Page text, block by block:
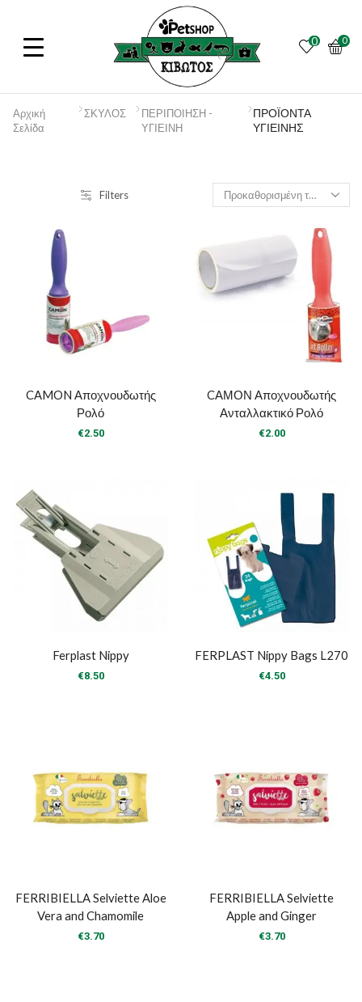
0 0
Αρχική
Σελίδα
ΣΚΥΛΟΣ
ΠΕΡΙΠΟΙΗΣΗ -
ΥΓΙΕΙΝΗ
ΠΡΟΪΟΝΤΑ
ΥΓΙΕΙΝΗΣ
Filters
CAMON Αποχνουδωτής
Ρολό
€2.50
CΑΜΟΝ Αποχνουδωτής
Ανταλλακτικό Ρολό
€2.00
Ferplast Nippy
€8.50
FERPLAST Nippy Bags L270
€4.50
FERRIBIELLA Selviette Aloe
Vera and Chamomile
€3.70
FERRIBIELLA Selviette
Apple and Ginger
€3.70